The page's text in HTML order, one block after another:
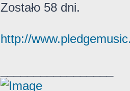
Zostało 58 dni.
http://